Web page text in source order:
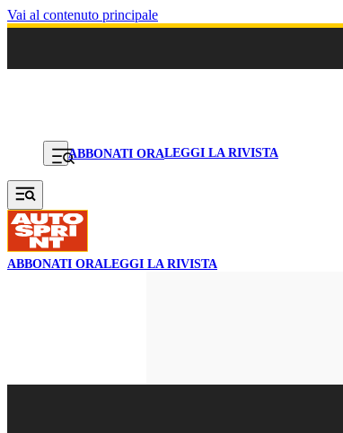
Vai al contenuto principale
ABBONATI ORALEGGI LA RIVISTA
ABBONATI ORALEGGI LA RIVISTA